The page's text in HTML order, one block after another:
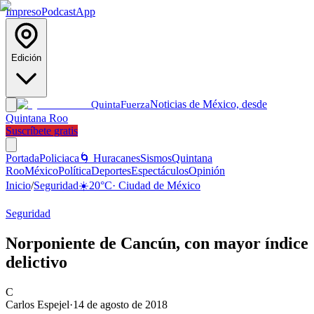
ImpresoPodcastApp
Edición
QuintaFuerzaNoticias de México, desde
Quintana Roo
Suscríbete gratis
PortadaPoliciaca 🌀 HuracanesSismosQuintana
RooMéxicoPolíticaDeportesEspectáculosOpinión
Inicio/Seguridad☀️20°C· Ciudad de México
Seguridad
Norponiente de Cancún, con mayor índice
delictivo
C
Carlos Espejel·14 de agosto de 2018